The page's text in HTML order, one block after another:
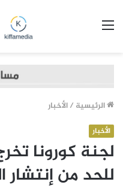
الرئيسية /الأخبار
الأخبار
لجنة كورونا
للحد من إنتشار